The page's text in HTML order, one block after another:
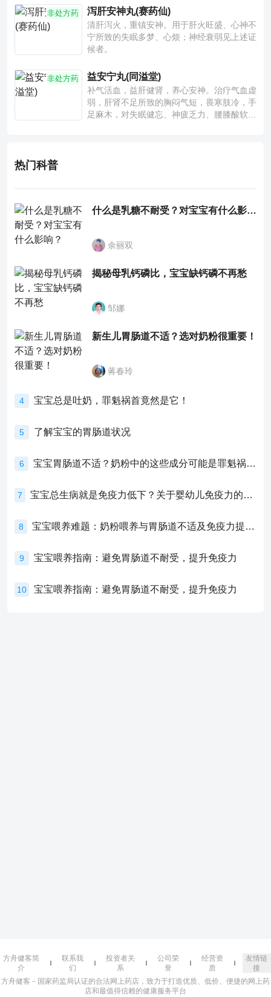
非处方药 泻肝安神丸(赛药仙)
清肝泻火，重镇安神。用于肝火旺盛、心神不
宁所致的失眠多梦、心烦；神经衰弱见上述证
候者。
非处方药 益安宁丸(同溢堂)
补气活血，益肝健肾，养心安神。治疗气血虚
弱，肝肾不足所致的胸闷气短，畏寒肢冷，手
足麻木，对失眠健忘、神疲乏力、腰膝酸软也
热门科普
什么是乳糖不耐受？对宝宝有什么影响？
余丽双
揭秘母乳钙磷比，宝宝缺钙磷不再愁
邹娜
新生儿胃肠道不适？选对奶粉很重要！
蒋春玲
4 宝宝总是吐奶，罪魁祸首竟然是它！
5 了解宝宝的胃肠道状况
6 宝宝胃肠道不适？奶粉中的这些成分可能是罪魁祸首！
7 宝宝总生病就是免疫力低下？关于婴幼儿免疫力的真相，家长必须了解！
8 宝宝喂养难题：奶粉喂养与胃肠道不适及免疫力提升的奥秘
9 宝宝喂养指南：避免胃肠道不耐受，提升免疫力
10 宝宝喂养指南：避免胃肠道不耐受，提升免疫力
方舟健客简
介
联系我
们
投资者关
系
公司荣
誉
经营资
质
友情链
接
方舟健客－国家药监局认证的合法网上药店，致力于打造优质、低价、便捷的网上药
店和最值得信赖的健康服务平台